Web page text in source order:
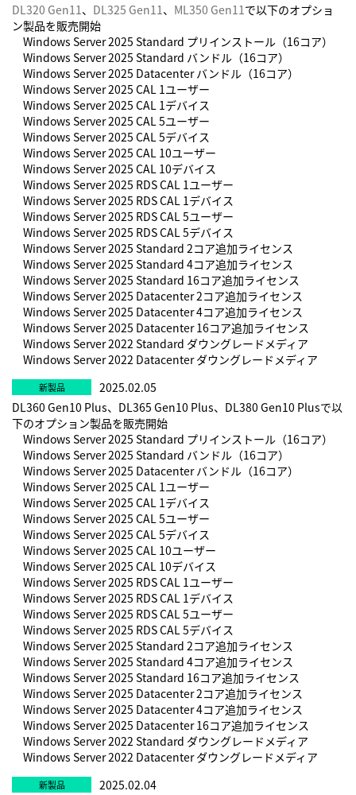
DL320 Gen11 、 DL325 Gen11 、 ML350 Gen11 で以下のオプショ
ン製品を販売開始
Windows Server 2025 Standard プリインストール（16コア）
Windows Server 2025 Standard バンドル（16コア）
Windows Server 2025 Datacenter バンドル（16コア）
Windows Server 2025 CAL 1ユーザー
Windows Server 2025 CAL 1デバイス
Windows Server 2025 CAL 5ユーザー
Windows Server 2025 CAL 5デバイス
Windows Server 2025 CAL 10ユーザー
Windows Server 2025 CAL 10デバイス
Windows Server 2025 RDS CAL 1ユーザー
Windows Server 2025 RDS CAL 1デバイス
Windows Server 2025 RDS CAL 5ユーザー
Windows Server 2025 RDS CAL 5デバイス
Windows Server 2025 Standard 2コア追加ライセンス
Windows Server 2025 Standard 4コア追加ライセンス
Windows Server 2025 Standard 16コア追加ライセンス
Windows Server 2025 Datacenter 2コア追加ライセンス
Windows Server 2025 Datacenter 4コア追加ライセンス
Windows Server 2025 Datacenter 16コア追加ライセンス
Windows Server 2022 Standard ダウングレードメディア
Windows Server 2022 Datacenter ダウングレードメディア
2025.02.05
DL360 Gen10 Plus、DL365 Gen10 Plus、DL380 Gen10 Plusで以
下のオプション製品を販売開始
Windows Server 2025 Standard プリインストール（16コア）
Windows Server 2025 Standard バンドル（16コア）
Windows Server 2025 Datacenter バンドル（16コア）
Windows Server 2025 CAL 1ユーザー
Windows Server 2025 CAL 1デバイス
Windows Server 2025 CAL 5ユーザー
Windows Server 2025 CAL 5デバイス
Windows Server 2025 CAL 10ユーザー
Windows Server 2025 CAL 10デバイス
Windows Server 2025 RDS CAL 1ユーザー
Windows Server 2025 RDS CAL 1デバイス
Windows Server 2025 RDS CAL 5ユーザー
Windows Server 2025 RDS CAL 5デバイス
Windows Server 2025 Standard 2コア追加ライセンス
Windows Server 2025 Standard 4コア追加ライセンス
Windows Server 2025 Standard 16コア追加ライセンス
Windows Server 2025 Datacenter 2コア追加ライセンス
Windows Server 2025 Datacenter 4コア追加ライセンス
Windows Server 2025 Datacenter 16コア追加ライセンス
Windows Server 2022 Standard ダウングレードメディア
Windows Server 2022 Datacenter ダウングレードメディア
2025.02.04